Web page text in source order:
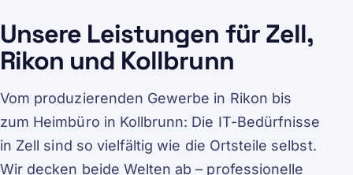
Unsere Leistungen für Zell,
Rikon und Kollbrunn
Vom produzierenden Gewerbe in Rikon bis
zum Heimbüro in Kollbrunn: Die IT-Bedürfnisse
in Zell sind so vielfältig wie die Ortsteile selbst.
Wir decken beide Welten ab – professionelle